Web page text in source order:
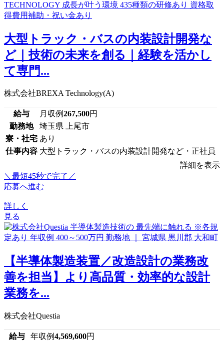
大型トラック・バスの内装設計開発な
ど｜技術の未来を創る｜経験を活かし
て専門...
株式会社BREXA Technology(A)
給与 月収例267,500円
勤務地
埼玉県 上尾市
寮・社宅 あり
仕事内容 大型トラック・バスの内装設計開発など・正社員
詳細を表示
＼最短45秒で完了／
応募へ進む
詳しく
見る
【半導体製造装置／改造設計の業務改
善を担当】より高品質・効率的な設計
業務を...
株式会社Questia
給与 年収例4,569,600円